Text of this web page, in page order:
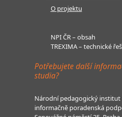
O projektu
NPI ČR – obsah
TREXIMA – technické
Potřebujete další
studia?
Národní pedagogický institut
informačně poradenská